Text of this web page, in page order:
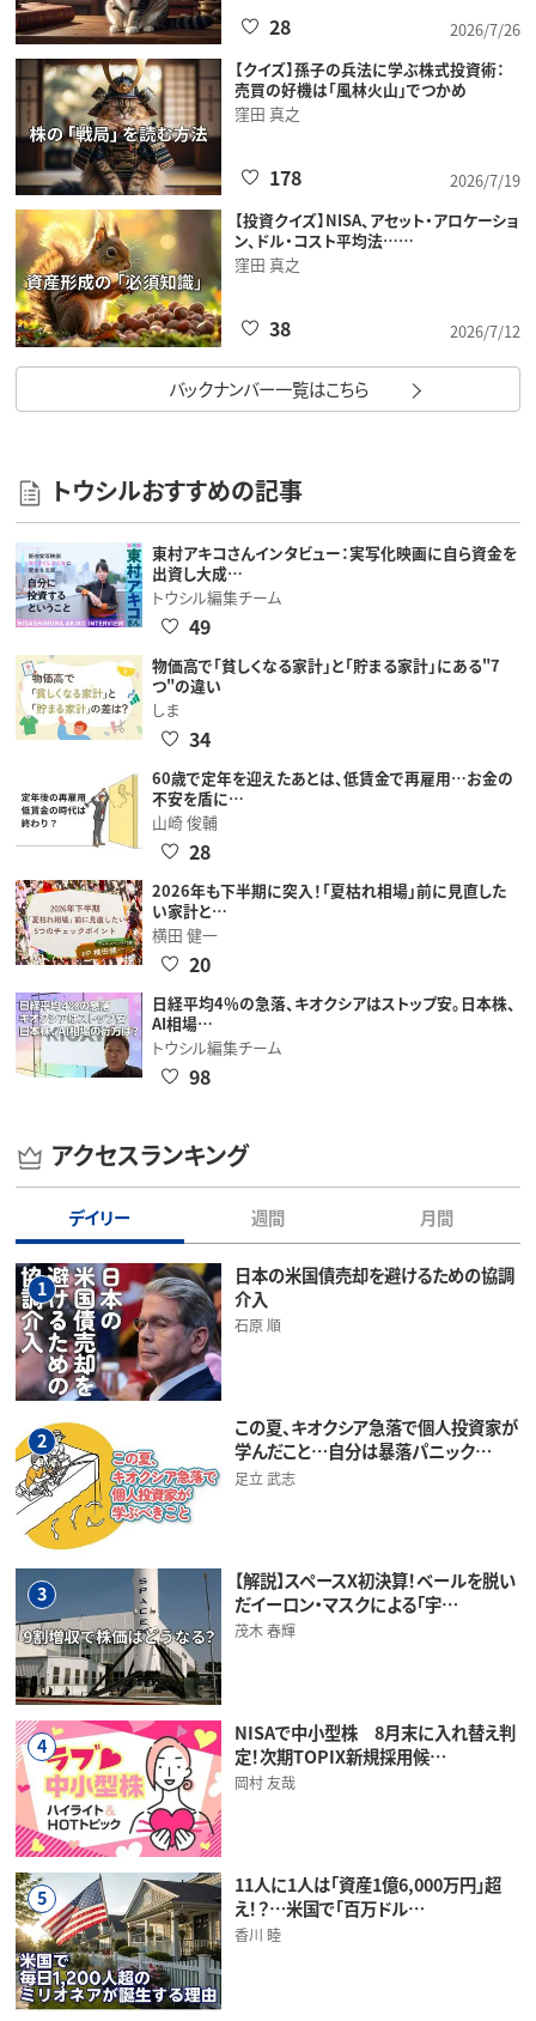
2026/7/26
28
【クイズ】孫子の兵法に学ぶ株式投資術：
売買の好機は「風林火山」でつかめ
窪田 真之
2026/7/19
178
【投資クイズ】NISA、アセット・アロケーショ
ン、ドル・コスト平均法……
窪田 真之
2026/7/12
38
バックナンバー一覧はこちら
トウシルおすすめの記事
東村アキコさんインタビュー：実写化映画に自ら資金を
出資し大成…
トウシル編集チーム
49
物価高で「貧しくなる家計」と「貯まる家計」にある"7
つ"の違い
しま
34
60歳で定年を迎えたあとは、低賃金で再雇用…お金の
不安を盾に…
山崎 俊輔
28
2026年も下半期に突入！「夏枯れ相場」前に見直した
い家計と…
横田 健一
20
日経平均4％の急落、キオクシアはストップ安。日本株、
AI相場…
トウシル編集チーム
98
アクセスランキング
デイリー 週間 月間
1
日本の米国債売却を避けるための協調
介入
石原 順
2
この夏、キオクシア急落で個人投資家が
学んだこと…自分は暴落パニック…
足立 武志
3
【解説】スペースX初決算！ベールを脱い
だイーロン・マスクによる「宇…
茂木 春輝
4
NISAで中小型株 8月末に入れ替え判
定！次期TOPIX新規採用候…
岡村 友哉
5
11人に1人は「資産1億6,000万円」超
え！？…米国で「百万ドル…
香川 睦